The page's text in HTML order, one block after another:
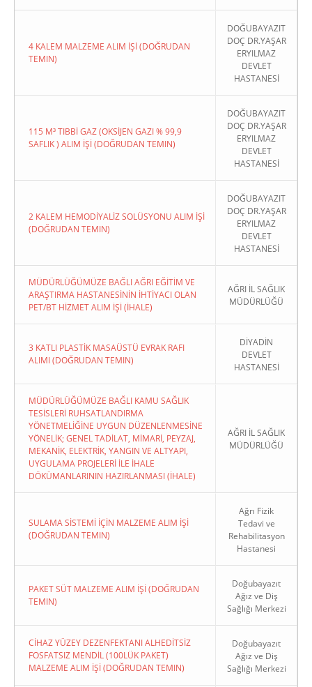
4 KALEM MALZEME ALIM İŞİ (DOĞRUDAN
TEMIN)
DOĞUBAYAZIT
DOÇ DR.YAŞAR
ERYILMAZ
DEVLET
HASTANESİ
115 M³ TIBBİ GAZ (OKSİJEN GAZI % 99,9
SAFLIK ) ALIM İŞİ (DOĞRUDAN TEMIN)
DOĞUBAYAZIT
DOÇ DR.YAŞAR
ERYILMAZ
DEVLET
HASTANESİ
2 KALEM HEMODİYALİZ SOLÜSYONU ALIM İŞİ
(DOĞRUDAN TEMIN)
DOĞUBAYAZIT
DOÇ DR.YAŞAR
ERYILMAZ
DEVLET
HASTANESİ
MÜDÜRLÜĞÜMÜZE BAĞLI AĞRI EĞİTİM VE
ARAŞTIRMA HASTANESİNİN İHTİYACI OLAN
PET/BT HİZMET ALIM İŞİ (İHALE)
AĞRI İL SAĞLIK
MÜDÜRLÜĞÜ
3 KATLI PLASTİK MASAÜSTÜ EVRAK RAFI
ALIMI (DOĞRUDAN TEMIN)
DİYADİN
DEVLET
HASTANESİ
MÜDÜRLÜĞÜMÜZE BAĞLI KAMU SAĞLIK
TESİSLERİ RUHSATLANDIRMA
YÖNETMELİĞİNE UYGUN DÜZENLENMESİNE
YÖNELİK; GENEL TADİLAT, MİMARİ, PEYZAJ,
MEKANİK, ELEKTRİK, YANGIN VE ALTYAPI,
UYGULAMA PROJELERİ İLE İHALE
DÖKÜMANLARININ HAZIRLANMASI (İHALE)
AĞRI İL SAĞLIK
MÜDÜRLÜĞÜ
SULAMA SİSTEMİ İÇİN MALZEME ALIM İŞİ
(DOĞRUDAN TEMIN)
Ağrı Fizik
Tedavi ve
Rehabilitasyon
Hastanesi
PAKET SÜT MALZEME ALIM İŞİ (DOĞRUDAN
TEMIN)
Doğubayazıt
Ağız ve Diş
Sağlığı Merkezi
CİHAZ YÜZEY DEZENFEKTANI ALHEDİTSİZ
FOSFATSIZ MENDİL (100LÜK PAKET)
MALZEME ALIM İŞİ (DOĞRUDAN TEMIN)
Doğubayazıt
Ağız ve Diş
Sağlığı Merkezi